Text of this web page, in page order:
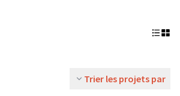
Trier les projets par